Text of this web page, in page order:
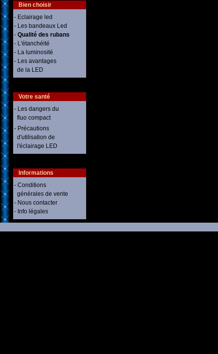
Bien choisir
- Eclairage led
- Les bandeaux Led
- Qualité des rubans
- L'étanchéité
- La luminosité
- Les avantages
de la LED
Votre santé
- Les dangers du
fluo compact
- Précautions
d'utilisation de
l'éclairage LED
Informations
- Conditions
générales de vente
- Nous contacter
- Info légales